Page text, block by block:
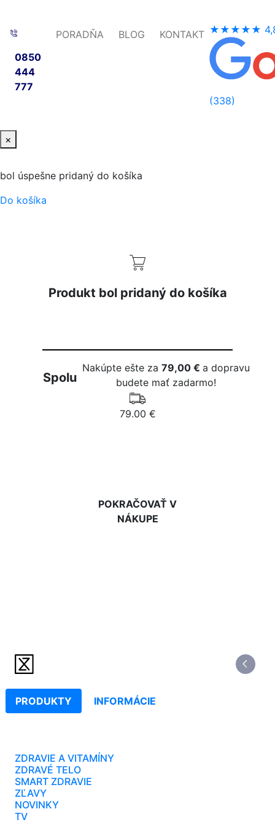
0850
444
777
PORADŇA BLOG KONTAKT ★★★★★
(338)
×
bol úspešne pridaný do košíka
Do košíka
Produkt bol pridaný do košíka
Spolu
Nakúpte ešte za79,00 €a dopravu
budete mať zadarmo!
79.00 €
POKRAČOVAŤ V
NÁKUPE
PRODUKTY INFORMÁCIE
ZDRAVIE A VITAMÍNY
ZDRAVÉ TELO
SMART ZDRAVIE
ZĽAVY
NOVINKY
TV